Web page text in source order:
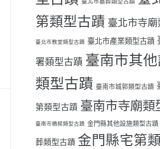
第類型古蹟 臺北市寺
臺北市教堂類型古蹟 臺北市產業類型古蹟
署類型古蹟 臺南市其
類型古蹟 臺南市城郭類型古蹟
第類型古蹟 臺南市寺廟類
臺南市橋樑類型古蹟 金門縣其他設施類型古蹟
葬類型古蹟 金門縣宅第